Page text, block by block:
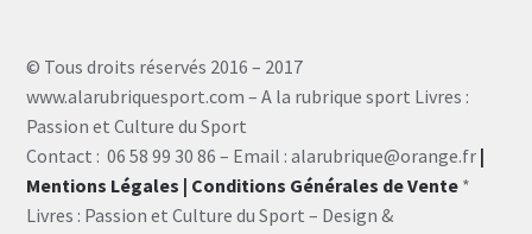
© Tous droits réservés 2016 – 2017
www.alarubriquesport.com – A la rubrique sport Livres :
Passion et Culture du Sport
Contact : 06 58 99 30 86 – Email : alarubrique@orange.fr |
Mentions Légales | Conditions Générales de Vente *
Livres : Passion et Culture du Sport – Design &